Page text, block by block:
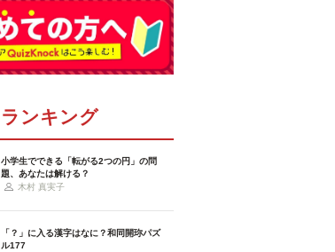
ランキング
小学生でできる「転がる2つの円」の問
題、あなたは解ける？
木村 真実子
「？」に入る漢字はなに？和同開珎パズ
ル177